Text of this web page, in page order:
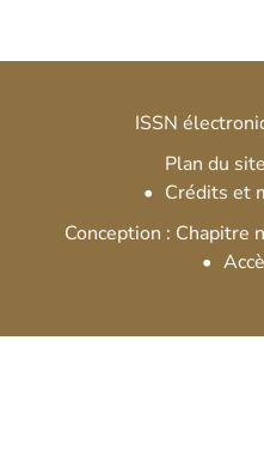
ISSN
Plan du site
Crédits et
Conception : Chapitre